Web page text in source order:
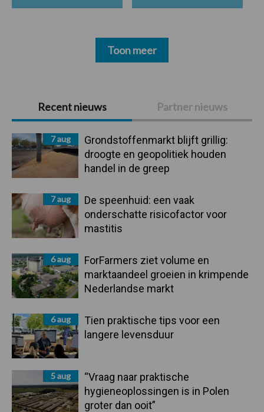
Primaire
Sidebar
Recent nieuws Partner nieuws
7 aug
Grondstoffenmarkt blijft grillig:
droogte en geopolitiek houden
handel in de greep
7 aug
De speenhuid: een vaak
onderschatte risicofactor voor
mastitis
6 aug
ForFarmers ziet volume en
marktaandeel groeien in krimpende
Nederlandse markt
6 aug
Tien praktische tips voor een
langere levensduur
5 aug
“Vraag naar praktische
hygieneoplossingen is in Polen
groter dan ooit”
Toon meer